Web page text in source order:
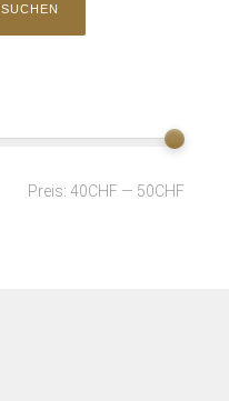
SUCHEN
Preis: 40CHF — 50CHF